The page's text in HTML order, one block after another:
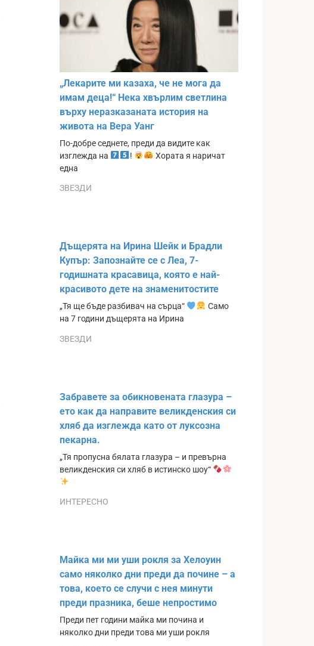
„Лекарите ми казаха, че не мога да
имам деца!“ Нека хвърлим светлина
върху неразказаната история на
живота на Вера Уанг
По-добре седнете, преди да видите как
изглежда на
!
Хората я наричат
една
ЗВЕЗДИ
Дъщерята на Ирина Шейк и Брадли
Купър: Запознайте се с Леа, 7-
годишната красавица, която е най-
красивото дете на знаменитостите
„Тя ще бъде разбивач на сърца“
Само
на 7 години дъщерята на Ирина
ЗВЕЗДИ
Забравете за обикновената глазура –
ето как да направите великденския си
хляб да изглежда като от луксозна
пекарна.
„Тя пропусна бялата глазура – и превърна
великденския си хляб в истинско шоу“
ИНТЕРЕСНО
Майка ми ми уши рокля за Хелоуин
само няколко дни преди да почине – а
това, което се случи с нея минути
преди празника, беше непростимо
Преди пет години майка ми почина и
няколко дни преди това ми уши рокля